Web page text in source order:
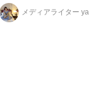
メディアライター